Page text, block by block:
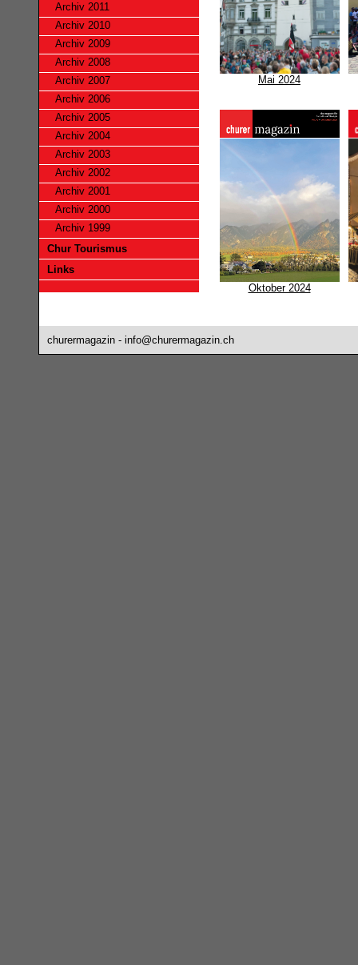
Archiv 2011
Archiv 2010
Archiv 2009
Archiv 2008
Archiv 2007
Archiv 2006
Archiv 2005
Archiv 2004
Archiv 2003
Archiv 2002
Archiv 2001
Archiv 2000
Archiv 1999
Chur Tourismus
Links
Mai 2024
Oktober 2024
churermagazin - info@churermagazin.ch